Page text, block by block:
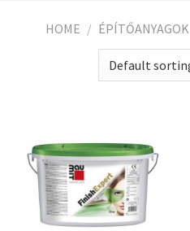
HOME / ÉPÍTŐANYAGOK